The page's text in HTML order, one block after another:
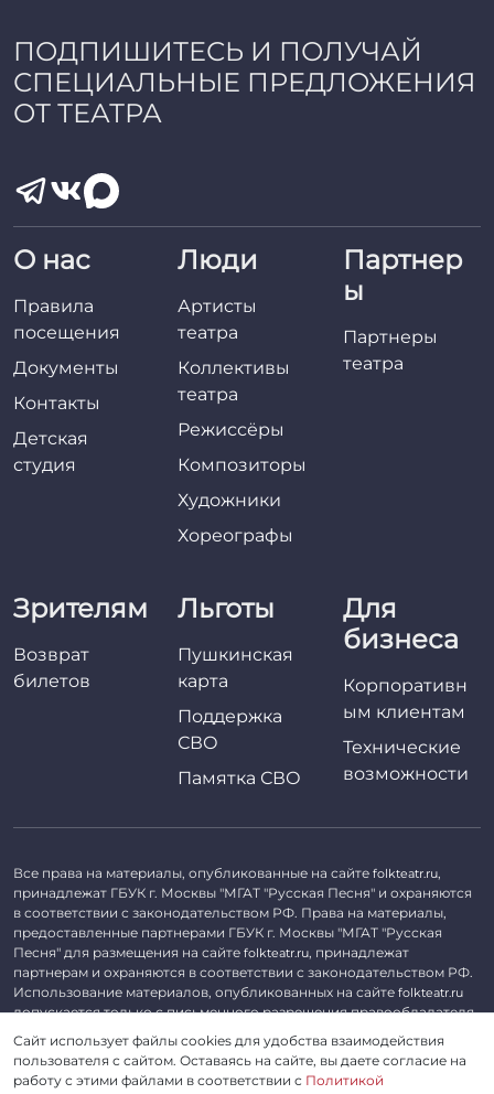
ПОДПИШИТЕСЬ И ПОЛУЧАЙ
СПЕЦИАЛЬНЫЕ ПРЕДЛОЖЕНИЯ
ОТ ТЕАТРА
О нас
Правила
посещения
Документы
Контакты
Детская
студия
Люди
Артисты
театра
Коллективы
театра
Режиссёры
Композиторы
Художники
Хореографы
Партнер
ы
Партнеры
театра
Зрителям
Возврат
билетов
Льготы
Пушкинская
карта
Поддержка
СВО
Памятка СВО
Для
бизнеса
Корпоративн
ым клиентам
Технические
возможности
Все права на материалы, опубликованные на сайте folkteatr.ru,
принадлежат ГБУК г. Москвы "МГАТ "Русская Песня" и охраняются
в соответствии с законодательством РФ. Права на материалы,
предоставленные партнерами ГБУК г. Москвы "МГАТ "Русская
Песня" для размещения на сайте folkteatr.ru, принадлежат
партнерам и охраняются в соответствии с законодательством РФ.
Использование материалов, опубликованных на сайте folkteatr.ru
допускается только с письменного разрешения правообладателя.
©2026 ГБУК г. Москвы «МГАТ «Русская песня». ОГРН 1027739279182,
ИНН 7714039052.
Сайт использует файлы cookies для удобства взаимодействия
пользователя с сайтом. Оставаясь на сайте, вы даете согласие на
работу с этими файлами в соответствии с Политикой